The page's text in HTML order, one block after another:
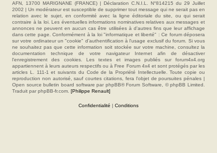
AFN, 13700 MARIGNANE (FRANCE) | Déclaration C.N.I.L. N°814215 du 29 Juillet
2002 | Un modérateur est susceptible de supprimer tout message qui ne serait pas en
relation avec le sujet, en conformité avec la ligne éditoriale du site, ou qui serait
contraire à la loi. Les éventuelles informations nominatives relatives aux messages et
annonces ne peuvent en aucun cas être utilisées à d'autres fins que leur affichage
dans cette page. Conformément à la loi "informatique et liberté" : Ce forum déposera
sur votre ordinateur un "cookie" d’authentification à l'usage exclusif du forum. Si vous
ne souhaitez pas que cette information soit stockée sur votre machine, consultez la
documentation technique de votre navigateur Internet afin de désactiver
l'enregistrement des cookies. Les textes et images publiés sur forum4x4.org
appartiennent à leurs auteurs respectifs ou à Free Forum 4x4 et sont protégés par les
articles L. 111-1 et suivants du Code de la Propriété Intellectuelle. Toute copie ou
reproduction non autorisé, sauf courtes citations, fera l'objet de poursuites pénales |
Open source bulletin board software par phpBB® Forum Software, © phpBB Limited.
Traduit par phpBB-fr.com. [Philippe Renault]
Confidentialité | Conditions